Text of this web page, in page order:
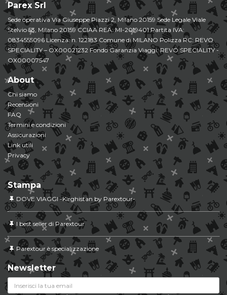
Parex Srl
Sede operativa Via Giuseppe Piazzi 2, Milano 20159 Sede Legale Viale
Stelvio 53, Milano 20159 CCIAA REA: MI-2019401 Partita IVA:
0834555096 Licenza: n. 122183 Comune di MILANO Polizza RC: REVO
SPECIALITY – OX00021232 Fondo Garanzia Viaggi: REVO SPECIALITY -
OX00007547
About
Chi siamo
Recensioni
FAQ
Termini e condizioni
Assicurazioni
Link utili
Privacy
Stampa
DOVE VIAGGI -Kirghistan by Parextour-
I best seller di Parextour
Parextour è specializzazione
Newsletter